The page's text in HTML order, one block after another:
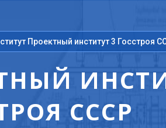
Проектный институт 3 Госстроя
СССР